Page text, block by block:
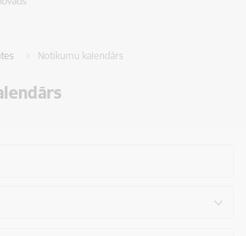
Notikumu kalendārs